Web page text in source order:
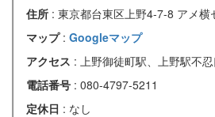
住所 : 東京都台東区上野4-7-8 アメ横
マップ : Googleマップ
アクセス : 上野御徒町駅、上野駅不
電話番号 : 080-4797-5211
定休日 : なし